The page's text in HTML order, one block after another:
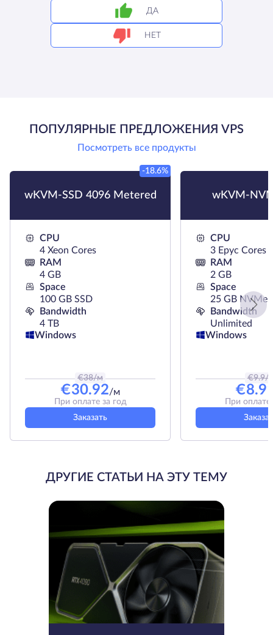
ДА
НЕТ
ПОПУЛЯРНЫЕ ПРЕДЛОЖЕНИЯ VPS
Посмотреть все продукты
wKVM-SSD 4096 Metered
-18.6%
CPU
4 Xeon Cores
RAM
4 GB
Space
100 GB SSD
Bandwidth
4 TB
Windows
€38/м
€30.92/м
При оплате за год
Заказать
wKVM-
CPU
3 Epyc Cores
RAM
2 GB
Space
25 GB NVMe
Bandwidth
Unlimited
Windows
€9.9/
€
При оплате
ДРУГИЕ СТАТЬИ НА ЭТУ ТЕМУ